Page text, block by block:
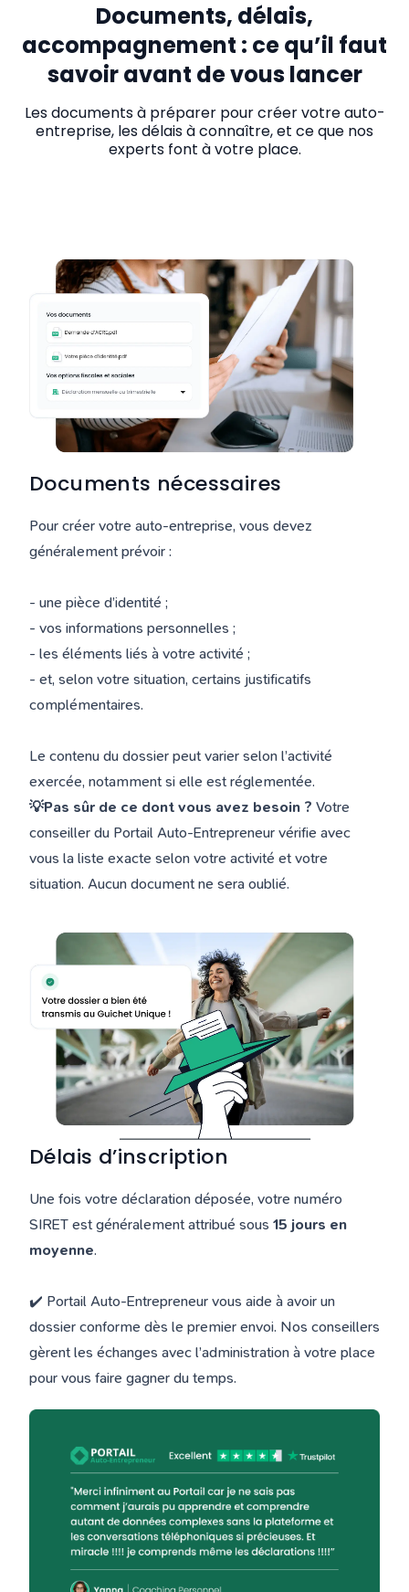
Documents, délais,
accompagnement : ce qu’il faut
savoir avant de vous lancer
Les documents à préparer pour créer votre auto-
entreprise, les délais à connaître, et ce que nos
experts font à votre place.
Documents nécessaires
Pour créer votre auto-entreprise, vous devez
généralement prévoir :
- une pièce d’identité ;
- vos informations personnelles ;
- les éléments liés à votre activité ;
- et, selon votre situation, certains justificatifs
complémentaires.
Le contenu du dossier peut varier selon l’activité
exercée, notamment si elle est réglementée.
💡Pas sûr de ce dont vous avez besoin ? Votre
conseiller du Portail Auto-Entrepreneur vérifie avec
vous la liste exacte selon votre activité et votre
situation. Aucun document ne sera oublié.
Délais d’inscription
Une fois votre déclaration déposée, votre numéro
SIRET est généralement attribué sous 15 jours en
moyenne.
✔️ Portail Auto-Entrepreneur vous aide à avoir un
dossier conforme dès le premier envoi. Nos conseillers
gèrent les échanges avec l’administration à votre place
pour vous faire gagner du temps.